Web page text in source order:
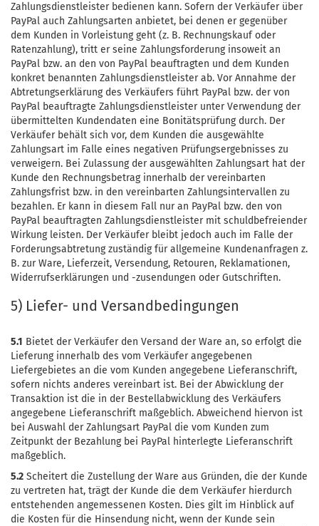
Zahlungsdienstleister bedienen kann. Sofern der Verkäufer über
PayPal auch Zahlungsarten anbietet, bei denen er gegenüber
dem Kunden in Vorleistung geht (z. B. Rechnungskauf oder
Ratenzahlung), tritt er seine Zahlungsforderung insoweit an
PayPal bzw. an den von PayPal beauftragten und dem Kunden
konkret benannten Zahlungsdienstleister ab. Vor Annahme der
Abtretungserklärung des Verkäufers führt PayPal bzw. der von
PayPal beauftragte Zahlungsdienstleister unter Verwendung der
übermittelten Kundendaten eine Bonitätsprüfung durch. Der
Verkäufer behält sich vor, dem Kunden die ausgewählte
Zahlungsart im Falle eines negativen Prüfungsergebnisses zu
verweigern. Bei Zulassung der ausgewählten Zahlungsart hat der
Kunde den Rechnungsbetrag innerhalb der vereinbarten
Zahlungsfrist bzw. in den vereinbarten Zahlungsintervallen zu
bezahlen. Er kann in diesem Fall nur an PayPal bzw. den von
PayPal beauftragten Zahlungsdienstleister mit schuldbefreiender
Wirkung leisten. Der Verkäufer bleibt jedoch auch im Falle der
Forderungsabtretung zuständig für allgemeine Kundenanfragen z.
B. zur Ware, Lieferzeit, Versendung, Retouren, Reklamationen,
Widerrufserklärungen und -zusendungen oder Gutschriften.
5) Liefer- und Versandbedingungen
5.1 Bietet der Verkäufer den Versand der Ware an, so erfolgt die
Lieferung innerhalb des vom Verkäufer angegebenen
Liefergebietes an die vom Kunden angegebene Lieferanschrift,
sofern nichts anderes vereinbart ist. Bei der Abwicklung der
Transaktion ist die in der Bestellabwicklung des Verkäufers
angegebene Lieferanschrift maßgeblich. Abweichend hiervon ist
bei Auswahl der Zahlungsart PayPal die vom Kunden zum
Zeitpunkt der Bezahlung bei PayPal hinterlegte Lieferanschrift
maßgeblich.
5.2 Scheitert die Zustellung der Ware aus Gründen, die der Kunde
zu vertreten hat, trägt der Kunde die dem Verkäufer hierdurch
entstehenden angemessenen Kosten. Dies gilt im Hinblick auf
die Kosten für die Hinsendung nicht, wenn der Kunde sein